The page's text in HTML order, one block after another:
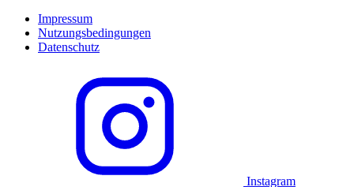
Impressum
Nutzungsbedingungen
Datenschutz
Instagram